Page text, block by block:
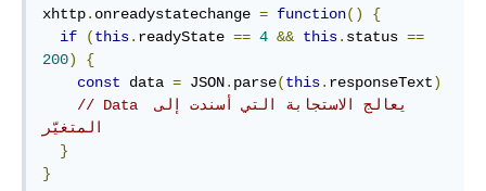
xhttp. onreadystatechange = function()
{
if
(this. readyState == 4 && this. status ==
200)
{
const data = JSON. parse(this. responseText)
// Data يعالج الاستجابة التي أسندت إلى
المتغيّر
}
}